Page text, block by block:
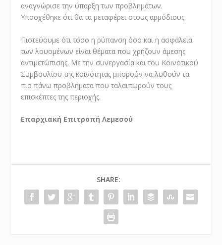
αναγνώρισε την ύπαρξη των προβλημάτων.
Υποσχέθηκε ότι θα τα μεταφέρει στους αρμόδιους.
Πιστεύουμε ότι τόσο η ρύπανση όσο και η ασφάλεια
των λουομένων είναι θέματα που χρήζουν άμεσης
αντιμετώπισης. Με την συνεργασία και του Κοινοτικού
Συμβουλίου της κοινότητας μπορούν να λυθούν τα
πιο πάνω προβλήματα που ταλαιπωρούν τους
επισκέπτες της περιοχής.
Επαρχιακή Επιτροπή Λεμεσού
SHARE: